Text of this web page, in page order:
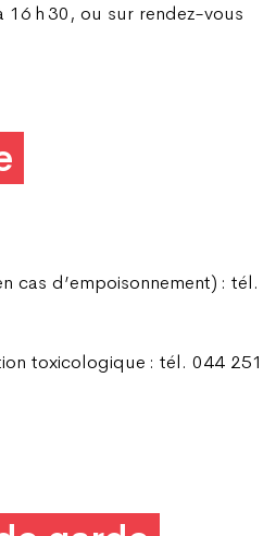
16 h 30, ou sur rendez-vous
cas d’empoisonnement) : tél.
toxicologique : tél. 044 251